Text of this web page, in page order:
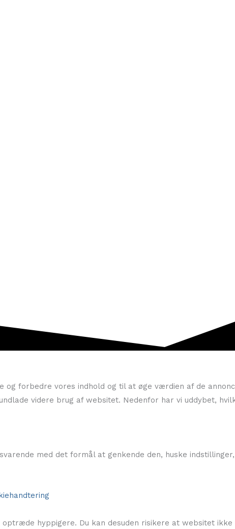
forbedre vores indhold og til at øge værdien af de
videre brug af websitet. Nedenfor har vi uddybet,
med det formål at genkende den, huske
hyppigere. Du kan desuden risikere at websitet